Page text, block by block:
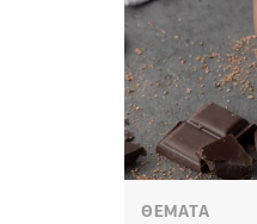
ΘΕΜΑΤΑ